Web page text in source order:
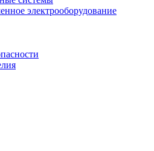
электрооборудование